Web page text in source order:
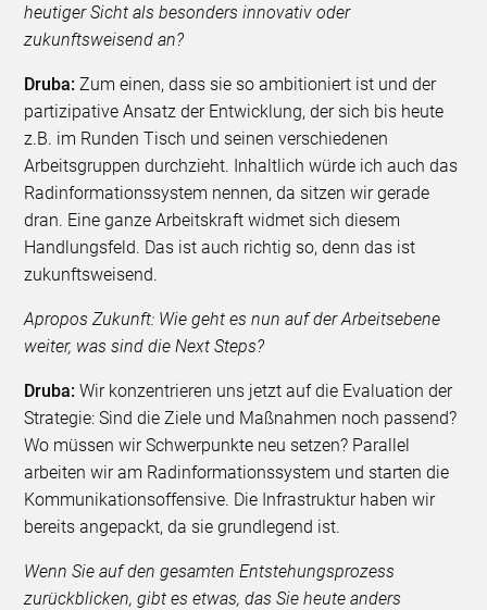
heutiger Sicht als besonders innovativ oder
zukunftsweisend an?
Druba: Zum einen, dass sie so ambitioniert ist und der
partizipative Ansatz der Entwicklung, der sich bis heute
z.B. im Runden Tisch und seinen verschiedenen
Arbeitsgruppen durchzieht. Inhaltlich würde ich auch das
Radinformationssystem nennen, da sitzen wir gerade
dran. Eine ganze Arbeitskraft widmet sich diesem
Handlungsfeld. Das ist auch richtig so, denn das ist
zukunftsweisend.
Apropos Zukunft: Wie geht es nun auf der Arbeitsebene
weiter, was sind die Next Steps?
Druba: Wir konzentrieren uns jetzt auf die Evaluation der
Strategie: Sind die Ziele und Maßnahmen noch passend?
Wo müssen wir Schwerpunkte neu setzen? Parallel
arbeiten wir am Radinformationssystem und starten die
Kommunikationsoffensive. Die Infrastruktur haben wir
bereits angepackt, da sie grundlegend ist.
Wenn Sie auf den gesamten Entstehungsprozess
zurückblicken, gibt es etwas, das Sie heute anders